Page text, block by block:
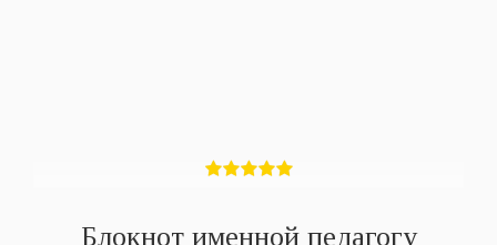
Блокнот именной педагогу